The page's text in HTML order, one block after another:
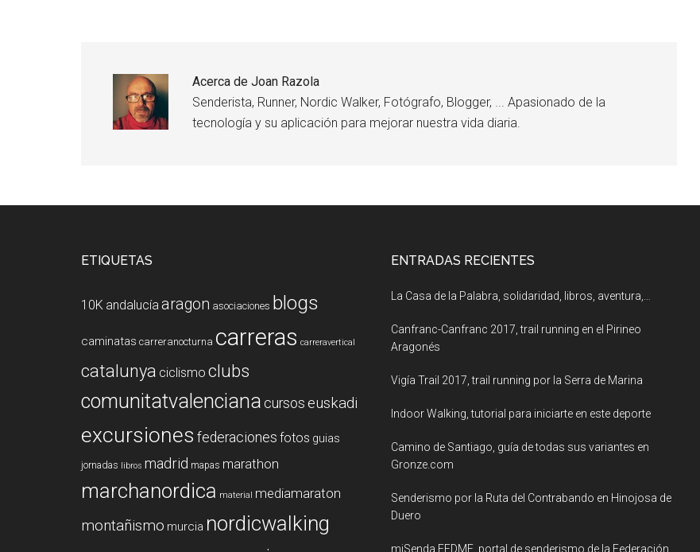
Acerca de Joan Razola
Senderista, Runner, Nordic Walker, Fotógrafo, Blogger, ... Apasionado de la
tecnología y su aplicación para mejorar nuestra vida diaria.
del
ETIQUETAS
10K andalucíaaragon asociaciones blogs
caminatas carreranocturna carreras carreravertical
catalunya ciclismo clubs
comunitatvalenciana cursos euskadi
excursiones federaciones fotos guias
jornadas libros madrid mapas marathon
marchanordica material mediamaraton
montañismo murcia nordicwalking
ENTRADAS RECIENTES
La Casa de la Palabra, solidaridad, libros, aventura,…
Canfranc-Canfranc 2017, trail running en el Pirineo
Aragonés
Vigía Trail 2017, trail running por la Serra de Marina
Indoor Walking, tutorial para iniciarte en este deporte
Camino de Santiago, guía de todas sus variantes en
Gronze.com
Senderismo por la Ruta del Contrabando en Hinojosa de
Duero
miSenda FEDME, portal de senderismo de la Federación